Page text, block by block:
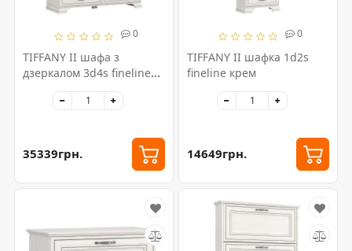
0
TIFFANY II шафа з
дзеркалом 3d4s fineline
35339грн.
0
TIFFANY II шафка 1d2s
fineline крем
14649грн.